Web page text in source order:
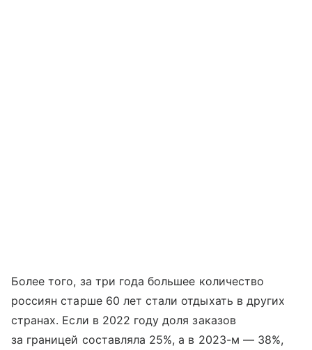
Более того, за три года большее количество
россиян старше 60 лет стали отдыхать в других
странах. Если в 2022 году доля заказов
за границей составляла 25%, а в 2023-м — 38%,